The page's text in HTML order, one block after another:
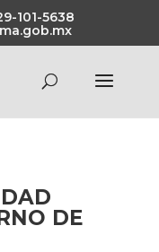
101-5638
DE